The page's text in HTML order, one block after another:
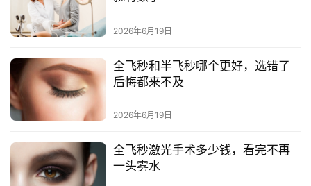
A
i
观
察
商
运
营
2026年6月19日
全飞秒和半飞秒哪个更好，选错了
后悔都来不及
2026年6月19日
全飞秒激光手术多少钱，看完不再
一头雾水